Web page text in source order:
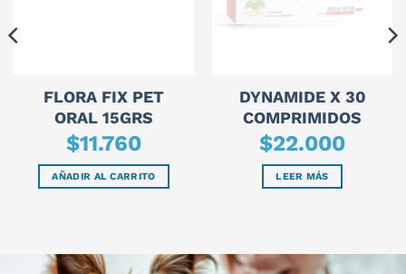
FLORA FIX PET
ORAL 15GRS
$11.760
AÑADIR AL CARRITO
DYNAMIDE X 30
COMPRIMIDOS
$22.000
LEER MÁS